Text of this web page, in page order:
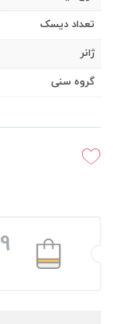
تعداد دیسک
ژانر
گروه سنی